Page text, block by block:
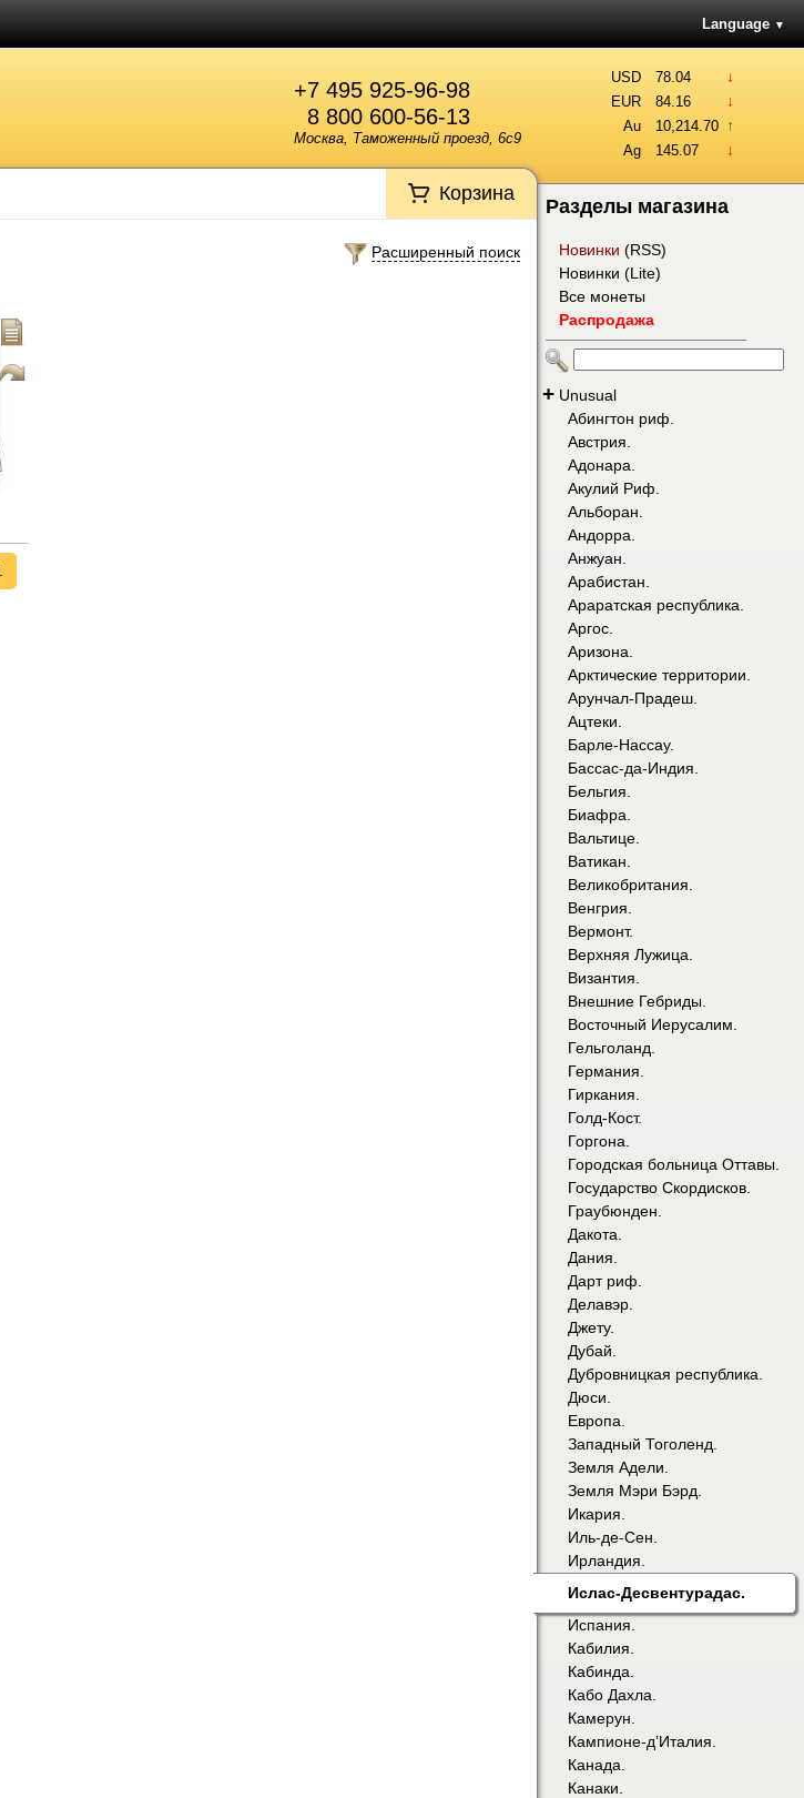
Language ▼
+7 495 925-96-98
8 800 600-56-13
Москва, Таможенный проезд, 6с9
USD 78.04 ↓
EUR 84.16 ↓
Au 10,214.70 ↑
Ag 145.07 ↓
Корзина
Расширенный поиск
Разделы магазина
Новинки (RSS)
Новинки (Lite)
Все монеты
Распродажа
+ Unusual
Абингтон риф.
Австрия.
Адонара.
Акулий Риф.
Альборан.
Андорра.
Анжуан.
Арабистан.
Араратская республика.
Аргос.
Аризона.
Арктические территории.
Арунчал-Прадеш.
Ацтеки.
Барле-Нассау.
Бассас-да-Индия.
Бельгия.
Биафра.
Вальтице.
Ватикан.
Великобритания.
Венгрия.
Вермонт.
Верхняя Лужица.
Византия.
Внешние Гебриды.
Восточный Иерусалим.
Гельголанд.
Германия.
Гиркания.
Голд-Кост.
Горгона.
Городская больница Оттавы.
Государство Скордисков.
Граубюнден.
Дакота.
Дания.
Дарт риф.
Делавэр.
Джету.
Дубай.
Дубровницкая республика.
Дюси.
Европа.
Западный Тоголенд.
Земля Адели.
Земля Мэри Бэрд.
Икария.
Иль-де-Сен.
Ирландия.
Ислас-Десвентурадас.
Испания.
Кабилия.
Кабинда.
Кабо Дахла.
Камерун.
Кампионе-д’Италия.
Канада.
Канаки.